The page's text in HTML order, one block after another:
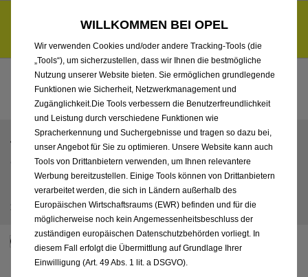
6.000 € staatliche Förderungsprämie für E-Autos und Plug-in-
Hybride. Mehr erfahren >>
ZURÜCK
OPEL CORSA 5 TÜRER ULTIMATE 1.2 DIRECT
INJECTION TURBO, 74 KW (100 PS), START/STOP,
EURO 6D
28.290 €inkl. MwSt.*
Nur förderfähige Modelle anzeigen
WILLKOMMEN BEI OPEL
Wir verwenden Cookies und/oder andere Tracking-Tools (die
„Tools“), um sicherzustellen, dass wir Ihnen die bestmögliche
Nutzung unserer Website bieten. Sie ermöglichen grundlegende
Funktionen wie Sicherheit, Netzwerkmanagement und
Zugänglichkeit.Die Tools verbessern die Benutzerfreundlichkeit
und Leistung durch verschiedene Funktionen wie
Spracherkennung und Suchergebnisse und tragen so dazu bei,
unser Angebot für Sie zu optimieren. Unsere Website kann auch
Tools von Drittanbietern verwenden, um Ihnen relevantere
Werbung bereitzustellen. Einige Tools können von Drittanbietern
verarbeitet werden, die sich in Ländern außerhalb des
Europäischen Wirtschaftsraums (EWR) befinden und für die
möglicherweise noch kein Angemessenheitsbeschluss der
zuständigen europäischen Datenschutzbehörden vorliegt. In
diesem Fall erfolgt die Übermittlung auf Grundlage Ihrer
Einwilligung (Art. 49 Abs. 1 lit. a DSGVO).